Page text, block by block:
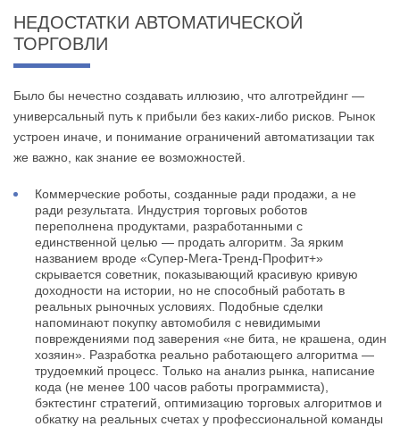
НЕДОСТАТКИ АВТОМАТИЧЕСКОЙ
ТОРГОВЛИ
Было бы нечестно создавать иллюзию, что алготрейдинг —
универсальный путь к прибыли без каких-либо рисков. Рынок
устроен иначе, и понимание ограничений автоматизации так
же важно, как знание ее возможностей.
Коммерческие роботы, созданные ради продажи, а не
ради результата. Индустрия торговых роботов
переполнена продуктами, разработанными с
единственной целью — продать алгоритм. За ярким
названием вроде «Супер-Мега-Тренд-Профит+»
скрывается советник, показывающий красивую кривую
доходности на истории, но не способный работать в
реальных рыночных условиях. Подобные сделки
напоминают покупку автомобиля с невидимыми
повреждениями под заверения «не бита, не крашена, один
хозяин». Разработка реально работающего алгоритма —
трудоемкий процесс. Только на анализ рынка, написание
кода (не менее 100 часов работы программиста),
бэктестинг стратегий, оптимизацию торговых алгоритмов и
обкатку на реальных счетах у профессиональной команды